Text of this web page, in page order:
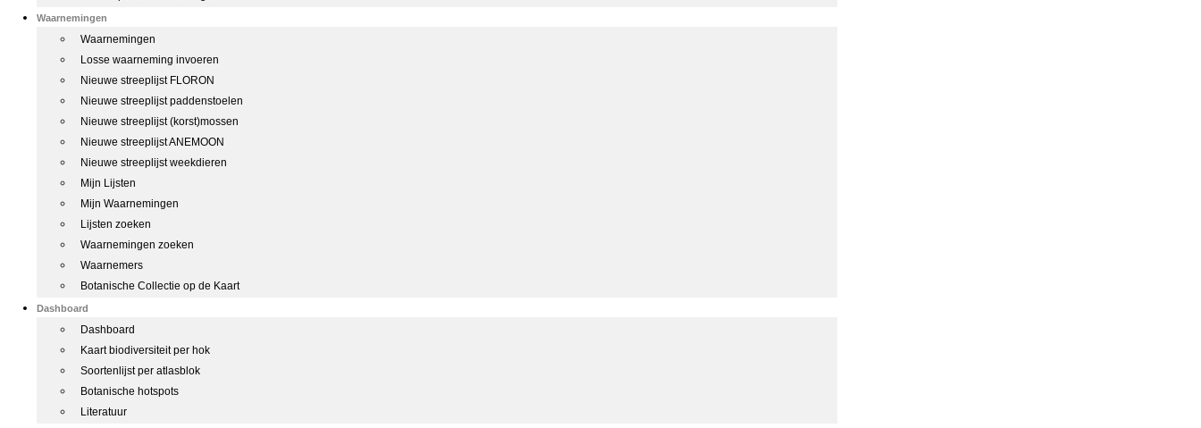
Waarnemingen
Waarnemingen
Losse waarneming invoeren
Nieuwe streeplijst FLORON
Nieuwe streeplijst paddenstoelen
Nieuwe streeplijst (korst)mossen
Nieuwe streeplijst ANEMOON
Nieuwe streeplijst weekdieren
Mijn Lijsten
Mijn Waarnemingen
Lijsten zoeken
Waarnemingen zoeken
Waarnemers
Botanische Collectie op de Kaart
Dashboard
Dashboard
Kaart biodiversiteit per hok
Soortenlijst per atlasblok
Botanische hotspots
Literatuur